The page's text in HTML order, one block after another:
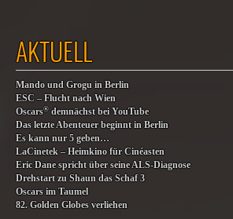
AKTUELL
Mando und Grogu in Berlin
ESC – Flucht nach Wien
Oscars® demnächst bei YouTube
Das letzte Abenteuer beginnt in Berlin
Es kann nur 5 geben…
LaCinetek – Heimkino für Cinéasten
Eric Dane spricht über seine ALS-Diagnose
Drehstart zu Shaun das Schaf 3
Oscars im Taumel
82. Golden Globes verliehen